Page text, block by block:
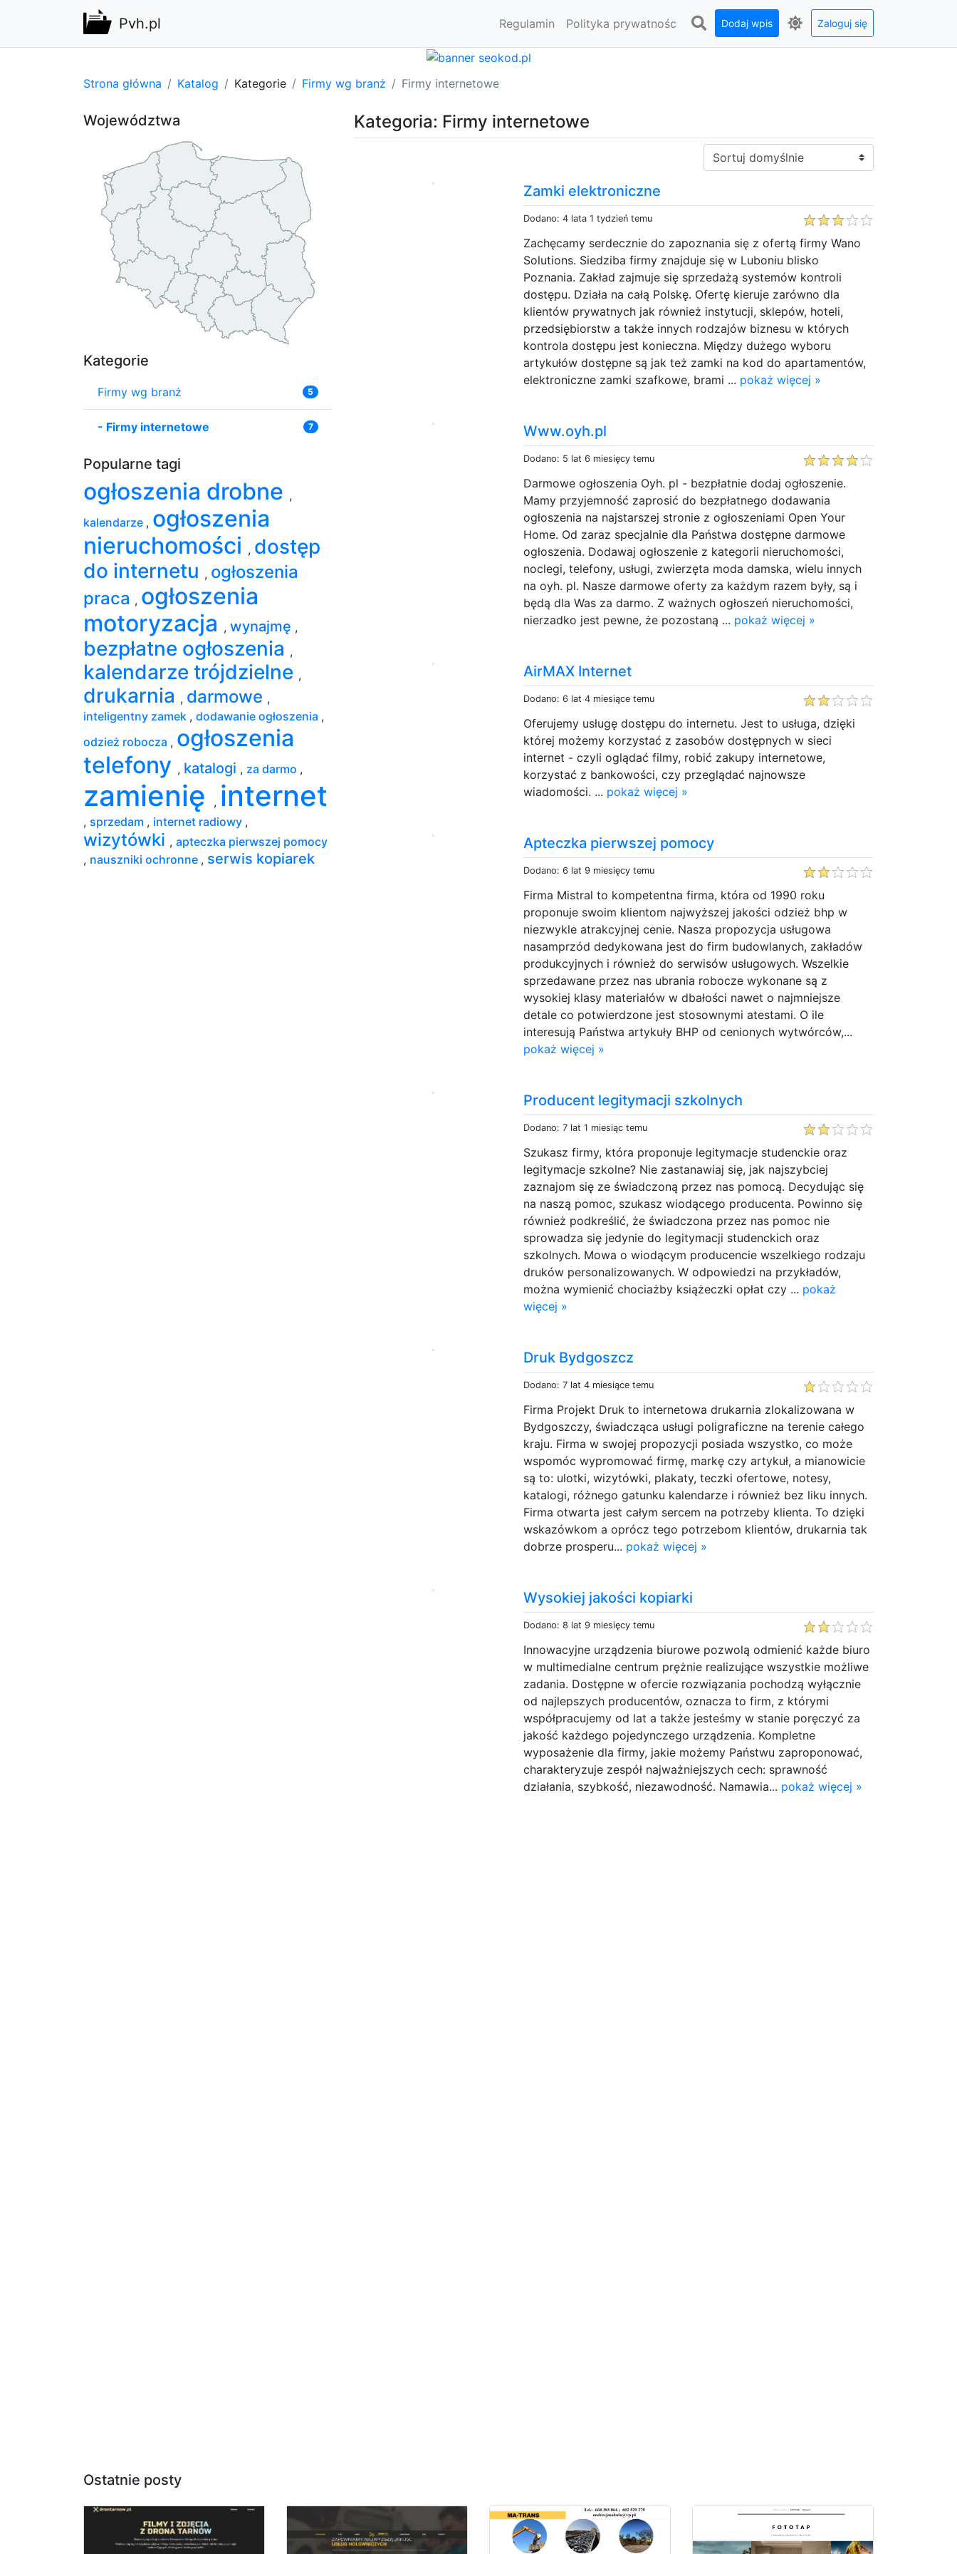
Pvh.pl Regulamin Polityka prywatnośc Dodaj wpis Zaloguj się
Strona główna Katalog Kategorie Firmy wg branż Firmy internetowe
Kategoria: Firmy internetowe
Sortuj:
Zamki elektroniczne
Dodano: 4 lata 1 tydzień temu
Zachęcamy serdecznie do zapoznania się z ofertą firmy Wano
Solutions. Siedziba firmy znajduje się w Luboniu blisko
Poznania. Zakład zajmuje się sprzedażą systemów kontroli
dostępu. Działa na całą Polskę. Ofertę kieruje zarówno dla
klientów prywatnych jak również instytucji, sklepów, hoteli,
przedsiębiorstw a także innych rodzajów biznesu w których
kontrola dostępu jest konieczna. Między dużego wyboru
artykułów dostępne są jak też zamki na kod do apartamentów,
elektroniczne zamki szafkowe, brami ... pokaż więcej »
Www.oyh.pl
Dodano: 5 lat 6 miesięcy temu
Darmowe ogłoszenia Oyh. pl - bezpłatnie dodaj ogłoszenie.
Mamy przyjemność zaprosić do bezpłatnego dodawania
ogłoszenia na najstarszej stronie z ogłoszeniami Open Your
Home. Od zaraz specjalnie dla Państwa dostępne darmowe
ogłoszenia. Dodawaj ogłoszenie z kategorii nieruchomości,
noclegi, telefony, usługi, zwierzęta moda damska, wielu innych
na oyh. pl. Nasze darmowe oferty za każdym razem były, są i
będą dla Was za darmo. Z ważnych ogłoszeń nieruchomości,
nierzadko jest pewne, że pozostaną ... pokaż więcej »
AirMAX Internet
Dodano: 6 lat 4 miesiące temu
Oferujemy usługę dostępu do internetu. Jest to usługa, dzięki
której możemy korzystać z zasobów dostępnych w sieci
internet - czyli oglądać filmy, robić zakupy internetowe,
korzystać z bankowości, czy przeglądać najnowsze
wiadomości. ... pokaż więcej »
Apteczka pierwszej pomocy
Dodano: 6 lat 9 miesięcy temu
Firma Mistral to kompetentna firma, która od 1990 roku
proponuje swoim klientom najwyższej jakości odzież bhp w
niezwykle atrakcyjnej cenie. Nasza propozycja usługowa
nasamprzód dedykowana jest do firm budowlanych, zakładów
produkcyjnych i również do serwisów usługowych. Wszelkie
sprzedawane przez nas ubrania robocze wykonane są z
wysokiej klasy materiałów w dbałości nawet o najmniejsze
detale co potwierdzone jest stosownymi atestami. O ile
interesują Państwa artykuły BHP od cenionych wytwórców,...
pokaż więcej »
Producent legitymacji szkolnych
Dodano: 7 lat 1 miesiąc temu
Szukasz firmy, która proponuje legitymacje studenckie oraz
legitymacje szkolne? Nie zastanawiaj się, jak najszybciej
zaznajom się ze świadczoną przez nas pomocą. Decydując się
na naszą pomoc, szukasz wiodącego producenta. Powinno się
również podkreślić, że świadczona przez nas pomoc nie
sprowadza się jedynie do legitymacji studenckich oraz
szkolnych. Mowa o wiodącym producencie wszelkiego rodzaju
druków personalizowanych. W odpowiedzi na przykładów,
można wymienić chociażby książeczki opłat czy ... pokaż
więcej »
Druk Bydgoszcz
Dodano: 7 lat 4 miesiące temu
Firma Projekt Druk to internetowa drukarnia zlokalizowana w
Bydgoszczy, świadcząca usługi poligraficzne na terenie całego
kraju. Firma w swojej propozycji posiada wszystko, co może
wspomóc wypromować firmę, markę czy artykuł, a mianowicie
są to: ulotki, wizytówki, plakaty, teczki ofertowe, notesy,
katalogi, różnego gatunku kalendarze i również bez liku innych.
Firma otwarta jest całym sercem na potrzeby klienta. To dzięki
wskazówkom a oprócz tego potrzebom klientów, drukarnia tak
dobrze prosperu... pokaż więcej »
Wysokiej jakości kopiarki
Dodano: 8 lat 9 miesięcy temu
Innowacyjne urządzenia biurowe pozwolą odmienić każde biuro
w multimedialne centrum prężnie realizujące wszystkie możliwe
zadania. Dostępne w ofercie rozwiązania pochodzą wyłącznie
od najlepszych producentów, oznacza to firm, z którymi
współpracujemy od lat a także jesteśmy w stanie poręczyć za
jakość każdego pojedynczego urządzenia. Kompletne
wyposażenie dla firmy, jakie możemy Państwu zaproponować,
charakteryzuje zespół najważniejszych cech: sprawność
działania, szybkość, niezawodność. Namawia... pokaż więcej »
Województwa
Kategorie
Firmy wg branż 5
- Firmy internetowe 7
Popularne tagi
ogłoszenia drobne ,
kalendarze , ogłoszenia
nieruchomości , dostęp
do internetu , ogłoszenia
praca , ogłoszenia
motoryzacja , wynajmę ,
bezpłatne ogłoszenia ,
kalendarze trójdzielne ,
drukarnia , darmowe ,
inteligentny zamek , dodawanie ogłoszenia ,
odzież robocza , ogłoszenia
telefony , katalogi , za darmo ,
zamienię , internet
, sprzedam , internet radiowy ,
wizytówki , apteczka pierwszej pomocy
, nauszniki ochronne , serwis kopiarek
Ostatnie posty